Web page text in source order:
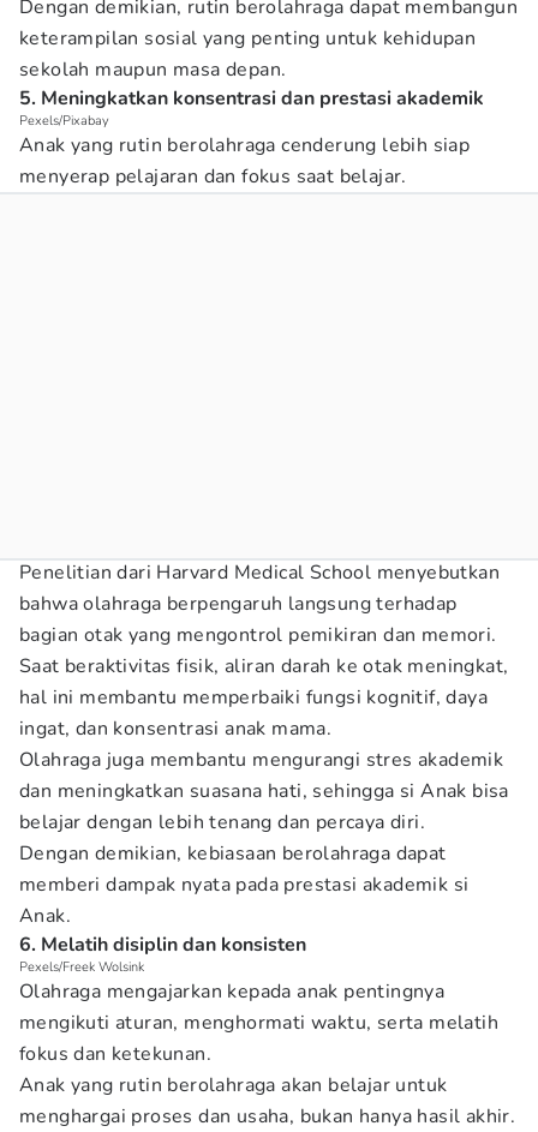
Dengan demikian, rutin berolahraga dapat membangun
keterampilan sosial yang penting untuk kehidupan
sekolah maupun masa depan.
5. Meningkatkan konsentrasi dan prestasi akademik
Pexels/Pixabay
Anak yang rutin berolahraga cenderung lebih siap
menyerap pelajaran dan fokus saat belajar.
Penelitian dari Harvard Medical School menyebutkan
bahwa olahraga berpengaruh langsung terhadap
bagian otak yang mengontrol pemikiran dan memori.
Saat beraktivitas fisik, aliran darah ke otak meningkat,
hal ini membantu memperbaiki fungsi kognitif, daya
ingat, dan konsentrasi anak mama.
Olahraga juga membantu mengurangi stres akademik
dan meningkatkan suasana hati, sehingga si Anak bisa
belajar dengan lebih tenang dan percaya diri.
Dengan demikian, kebiasaan berolahraga dapat
memberi dampak nyata pada prestasi akademik si
Anak.
6. Melatih disiplin dan konsisten
Pexels/Freek Wolsink
Olahraga mengajarkan kepada anak pentingnya
mengikuti aturan, menghormati waktu, serta melatih
fokus dan ketekunan.
Anak yang rutin berolahraga akan belajar untuk
menghargai proses dan usaha, bukan hanya hasil akhir.